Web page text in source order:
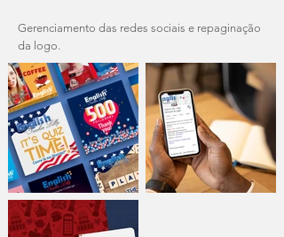
Gerenciamento das redes sociais e repaginação
da logo.